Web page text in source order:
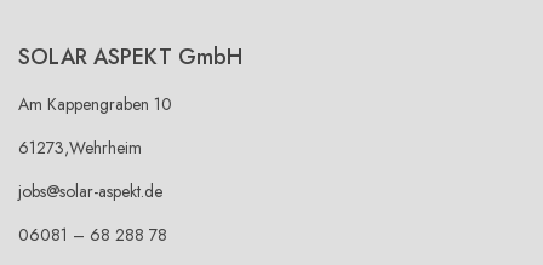
SOLAR ASPEKT GmbH
Am Kappengraben 10
61273,Wehrheim
jobs@solar-aspekt.de
06081 – 68 288 78